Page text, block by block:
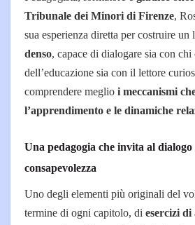
Tribunale dei Minori di Firenze,
sua esperienza diretta per costruire un
denso, capace di dialogare sia con
dell’educazione sia con il lettore
comprendere meglio i meccanismi
l’apprendimento e le dinamiche
Una pedagogia che invita al dialogo
consapevolezza
Uno degli elementi più originali del
termine di ogni capitolo, di esercizi di